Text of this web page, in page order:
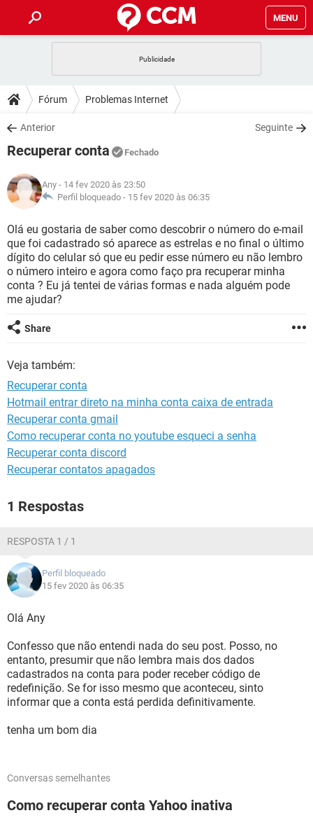
MENU
CELULAR FACEBOOK
OUTLOOK
INSTAGRAM
GUIA DE COMPRAS
DICAS
JOGOS WHATSAPP
INSTAGRAM
GUIA DE COMPRAS
DOWNLOADS
JOGOS
CELULAR
OUTLOOK EXCEL
INSTAGRAM GMAIL
GUIA DE COMPRAS
FÓRUM
JOGOS
CELULAR
OUTLOOK EXCEL
INSTAGRAM GMAIL
GUIA DE COMPRAS
GLOSSÁRIO
JOGOS WHATSAPP
CELULAR FACEBOOK
OUTLOOK EXCEL
INSTAGRAM
GUIA DE COMPRAS
Fórum Problemas Internet
Anterior Seguinte
Recuperar conta Fechado
Any - 14 fev 2020 às 23:50
Perfil bloqueado - 15 fev 2020 às 06:35
Olá eu gostaria de saber como descobrir o número do e-mail
que foi cadastrado só aparece as estrelas e no final o último
dígito do celular só que eu pedir esse número eu não lembro
o número inteiro e agora como faço pra recuperar minha
conta ? Eu já tentei de várias formas e nada alguém pode
me ajudar?
Share
Veja também:
Recuperar conta
Hotmail entrar direto na minha conta caixa de entrada
Recuperar conta gmail
Como recuperar conta no youtube esqueci a senha
Recuperar conta discord
Recuperar contatos apagados
1 Respostas
RESPOSTA 1 / 1
Perfil bloqueado
15 fev 2020 às 06:35
Olá Any
Confesso que não entendi nada do seu post. Posso, no
entanto, presumir que não lembra mais dos dados
cadastrados na conta para poder receber código de
redefinição. Se for isso mesmo que aconteceu, sinto
informar que a conta está perdida definitivamente.
tenha um bom dia
Conversas semelhantes
Como recuperar conta Yahoo inativa